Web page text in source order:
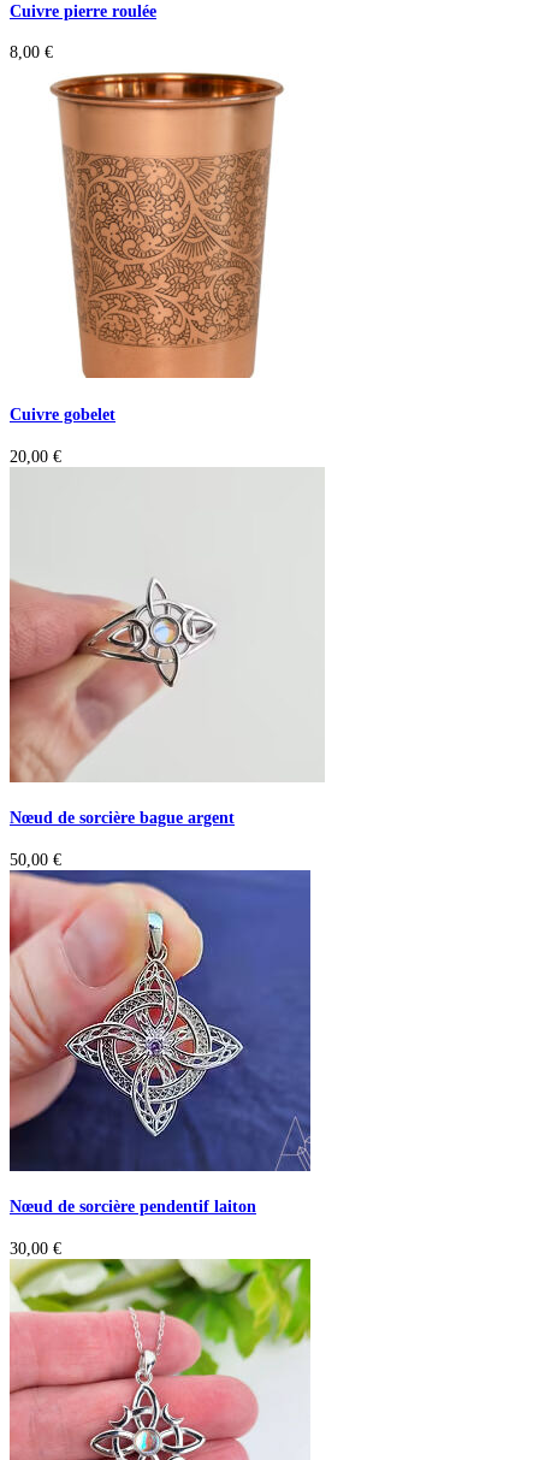
Cuivre pierre roulée
8,00 €
Cuivre gobelet
20,00 €
Nœud de sorcière bague argent
50,00 €
Nœud de sorcière pendentif laiton
30,00 €